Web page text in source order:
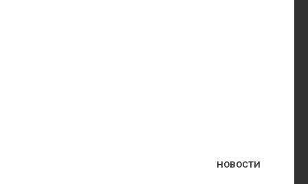
НОВОСТИ